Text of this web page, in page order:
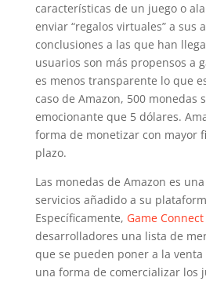
características de un juego o
enviar “regalos virtuales” a sus
conclusiones a las que han
usuarios son más propensos a
es menos transparente lo que
caso de Amazon, 500 monedas
emocionante que 5 dólares.
forma de monetizar con mayor
plazo.
Las monedas de Amazon es
servicios añadido a su
Específicamente, Game Connect
desarrolladores una lista de
que se pueden poner a la venta
una forma de comercializar los